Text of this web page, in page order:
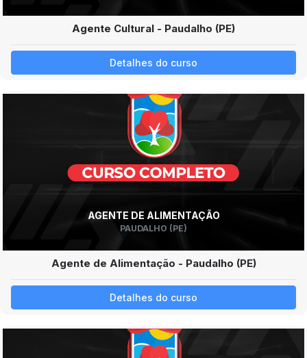
Agente Cultural - Paudalho (PE)
Detalhes do curso
AGENTE DE ALIMENTAÇÃO
PAUDALHO (PE)
Agente de Alimentação - Paudalho (PE)
Detalhes do curso